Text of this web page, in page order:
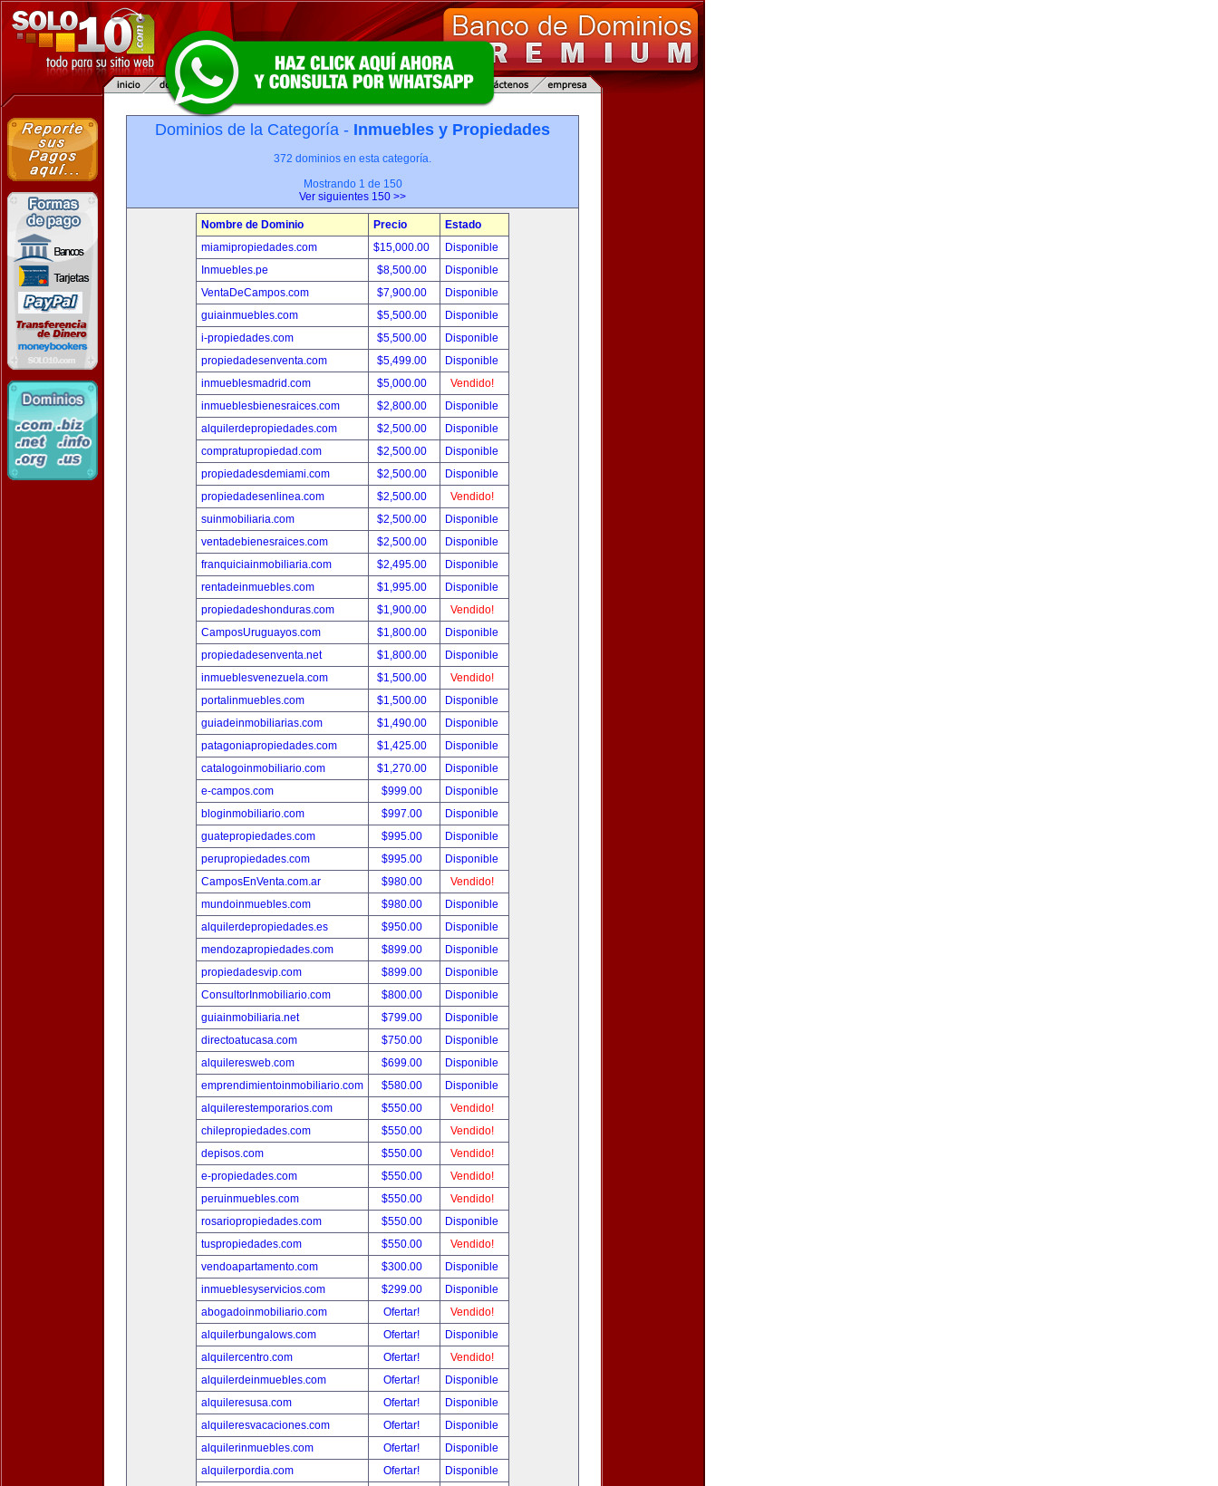
Dominios de la Categoría - Inmuebles y Propiedades
372 dominios en esta categoría.
Mostrando 1 de 150
Ver siguientes 150 >>
Nombre de Dominio Precio
Estado
miamipropiedades.com
$15,000.00
Disponible
Inmuebles.pe
$8,500.00
Disponible
VentaDeCampos.com
$7,900.00
Disponible
guiainmuebles.com
$5,500.00
Disponible
i-propiedades.com
$5,500.00
Disponible
propiedadesenventa.com
$5,499.00
Disponible
inmueblesmadrid.com
$5,000.00
Vendido!
inmueblesbienesraices.com
$2,800.00
Disponible
alquilerdepropiedades.com
$2,500.00
Disponible
compratupropiedad.com
$2,500.00
Disponible
propiedadesdemiami.com
$2,500.00
Disponible
propiedadesenlinea.com
$2,500.00
Vendido!
suinmobiliaria.com
$2,500.00
Disponible
ventadebienesraices.com
$2,500.00
Disponible
franquiciainmobiliaria.com
$2,495.00
Disponible
rentadeinmuebles.com
$1,995.00
Disponible
propiedadeshonduras.com
$1,900.00
Vendido!
CamposUruguayos.com
$1,800.00
Disponible
propiedadesenventa.net
$1,800.00
Disponible
inmueblesvenezuela.com
$1,500.00
Vendido!
portalinmuebles.com
$1,500.00
Disponible
guiadeinmobiliarias.com
$1,490.00
Disponible
patagoniapropiedades.com
$1,425.00
Disponible
catalogoinmobiliario.com
$1,270.00
Disponible
e-campos.com
$999.00
Disponible
bloginmobiliario.com
$997.00
Disponible
guatepropiedades.com
$995.00
Disponible
perupropiedades.com
$995.00
Disponible
CamposEnVenta.com.ar
$980.00
Vendido!
mundoinmuebles.com
$980.00
Disponible
alquilerdepropiedades.es
$950.00
Disponible
mendozapropiedades.com
$899.00
Disponible
propiedadesvip.com
$899.00
Disponible
ConsultorInmobiliario.com
$800.00
Disponible
guiainmobiliaria.net
$799.00
Disponible
directoatucasa.com
$750.00
Disponible
alquileresweb.com
$699.00
Disponible
emprendimientoinmobiliario.com
$580.00
Disponible
alquilerestemporarios.com
$550.00
Vendido!
chilepropiedades.com
$550.00
Vendido!
depisos.com
$550.00
Vendido!
e-propiedades.com
$550.00
Vendido!
peruinmuebles.com
$550.00
Vendido!
rosariopropiedades.com
$550.00
Disponible
tuspropiedades.com
$550.00
Vendido!
vendoapartamento.com
$300.00
Disponible
inmueblesyservicios.com
$299.00
Disponible
abogadoinmobiliario.com
Ofertar!
Vendido!
alquilerbungalows.com
Ofertar!
Disponible
alquilercentro.com
Ofertar!
Vendido!
alquilerdeinmuebles.com
Ofertar!
Disponible
alquileresusa.com
Ofertar!
Disponible
alquileresvacaciones.com
Ofertar!
Disponible
alquilerinmuebles.com
Ofertar!
Disponible
alquilerpordia.com
Ofertar!
Disponible